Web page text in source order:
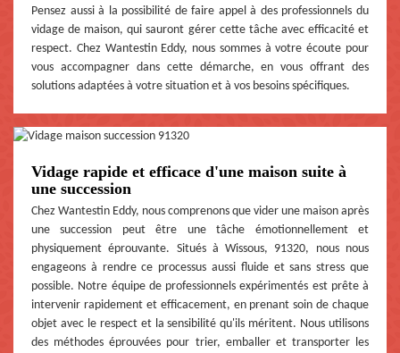
Pensez aussi à la possibilité de faire appel à des professionnels du
vidage de maison, qui sauront gérer cette tâche avec efficacité et
respect. Chez Wantestin Eddy, nous sommes à votre écoute pour
vous accompagner dans cette démarche, en vous offrant des
solutions adaptées à votre situation et à vos besoins spécifiques.
Vidage rapide et efficace d'une maison suite à
une succession
Chez Wantestin Eddy, nous comprenons que vider une maison après
une succession peut être une tâche émotionnellement et
physiquement éprouvante. Situés à Wissous, 91320, nous nous
engageons à rendre ce processus aussi fluide et sans stress que
possible. Notre équipe de professionnels expérimentés est prête à
intervenir rapidement et efficacement, en prenant soin de chaque
objet avec le respect et la sensibilité qu'ils méritent. Nous utilisons
des méthodes éprouvées pour trier, emballer et transporter les